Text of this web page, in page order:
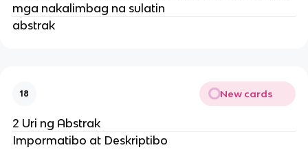
mga nakalimbag na sulatin
abstrak
18 New cards
2 Uri ng Abstrak
Impormatibo at Deskriptibo